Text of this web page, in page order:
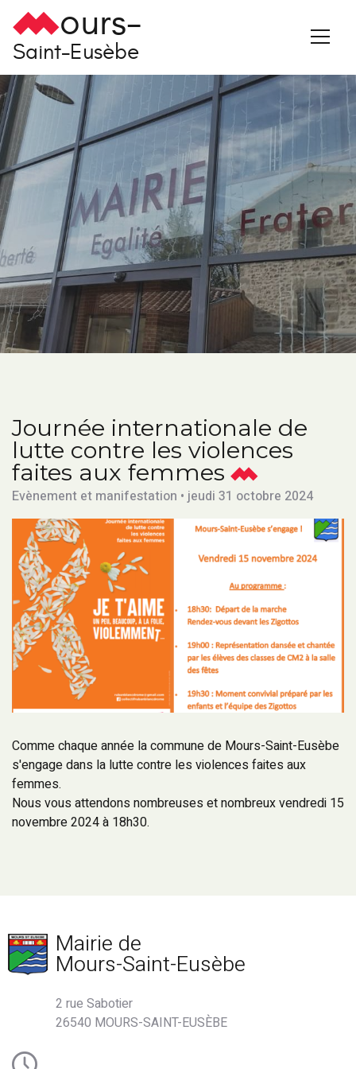
ours-
Saint-Eusèbe
Journée internationale de
lutte contre les violences
faites aux femmes
Evènement et manifestation • jeudi 31 octobre 2024
Comme chaque année la commune de Mours-Saint-Eusèbe
s'engage dans la lutte contre les violences faites aux
femmes.
Nous vous attendons nombreuses et nombreux vendredi 15
novembre 2024 à 18h30.
Mairie de
Mours-Saint-Eusèbe
2 rue Sabotier
26540 MOURS-SAINT-EUSÈBE